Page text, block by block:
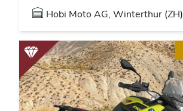
Hobi Moto AG, Winterthur (ZH)